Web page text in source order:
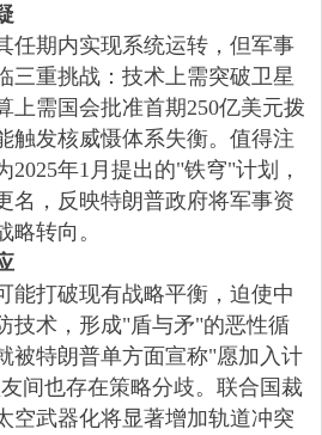
任期内实现系统运转，但军事
三重挑战：技术上需突破卫星
上需国会批准首期250亿美元拨
触发核威慑体系失衡。值得注
年1月提出的"铁穹"计划，
名，反映特朗普政府将军事资
略转向。
能打破现有战略平衡，迫使中
技术，形成"盾与矛"的恶性循
被特朗普单方面宣称"愿加入计
间也存在策略分歧。联合国裁
空武器化将显著增加轨道冲突